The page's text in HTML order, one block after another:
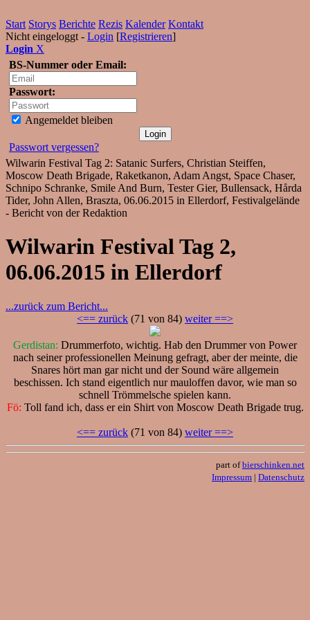
Start Storys Berichte Rezis Kalender Kontakt
Nicht eingeloggt - Login [Registrieren]
Login X
BS-Nummer oder Email:
Passwort:
Angemeldet bleiben
Passwort vergessen?
Wilwarin Festival Tag 2: Satanic Surfers, Christian Steiffen,
Moscow Death Brigade, Raketkanon, Adam Angst, Space Chaser,
Schnipo Schranke, Smile And Burn, Tester Gier, Bullensack, Hårda
Tider, John Allen, Braszta, 06.06.2015 in Ellerdorf, Festivalgelände
- Bericht von der Redaktion
Wilwarin Festival Tag 2,
06.06.2015 in Ellerdorf
...zurück zum Bericht...
<== zurück (71 von 84) weiter ==>
Gerdistan: Drummerfoto, wichtig. Hab den Drummer von Power
nach seiner professionellen Meinung gefragt, aber der meinte, die
Snares hört man gar nicht und der Sound wäre allgemein
beschissen. Ich stand eigentlich nur mauloffen davor, wie man so
schnell Trömmelsche spielen kann.
Fö: Toll fand ich, dass er ein Shirt von Moscow Death Brigade trug.
<== zurück (71 von 84) weiter ==>
part ofbierschinken.net
Impressum | Datenschutz